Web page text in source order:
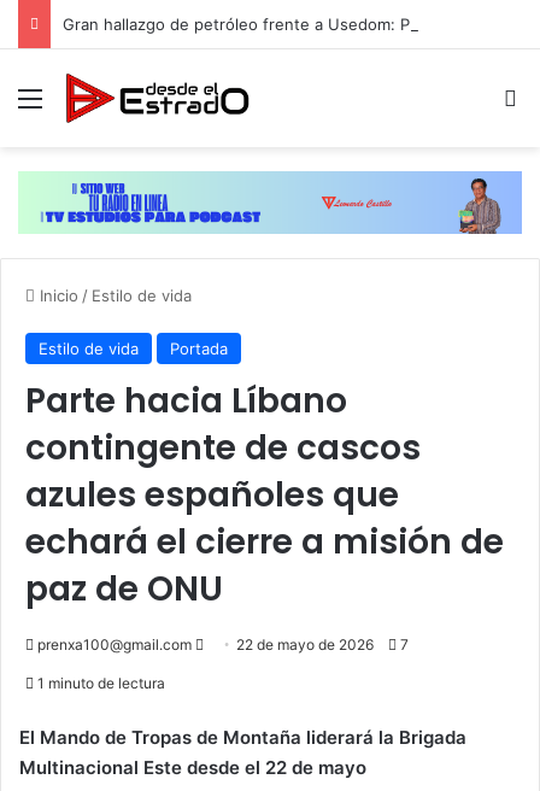
Menú
Inicio / Estilo de vida
Estilo de vida Portada
Parte hacia Líbano
contingente de cascos
azules españoles que
echará el cierre a misión de
paz de ONU
prenxa100@gmail.com
Send 22 de mayo de 2026 7
1 minuto de lectura
El Mando de Tropas de Montaña liderará la Brigada
Multinacional Este desde el 22 de mayo